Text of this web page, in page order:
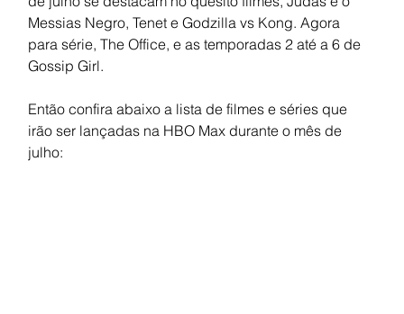
Messias Negro, Tenet e Godzilla vs Kong. Agora
para série, The Office, e as temporadas 2 até a 6 de
Gossip Girl.
Então confira abaixo a lista de filmes e séries que
irão ser lançadas na HBO Max durante o mês de
julho: